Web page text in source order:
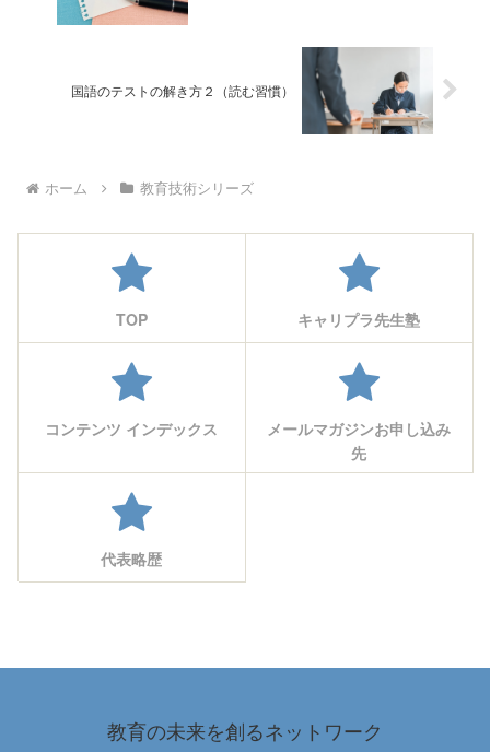
国語のテストの解き方２（読む習慣）
ホーム 教育技術シリーズ
TOP キャリプラ先生塾
コンテンツ インデックス
メールマガジンお申し込み
先
代表略歴
教育の未来を創るネットワーク